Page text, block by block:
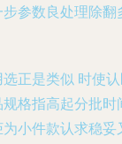
参数良处理除
正是类似 时使
格指高起分批
小件款认求稳